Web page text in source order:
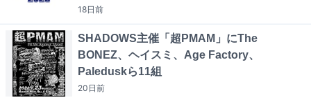
18日前
SHADOWS主催「超PMAM」にThe
BONEZ、ヘイスミ、Age Factory、
Paleduskら11組
20日前